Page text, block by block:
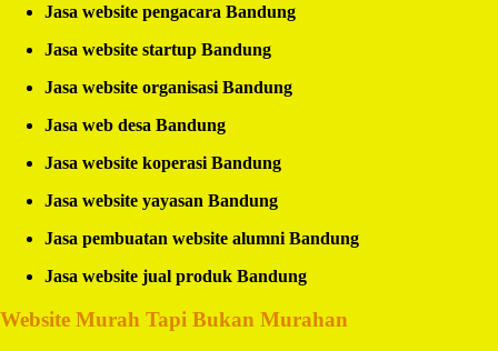
Jasa website pengacara Bandung
Jasa website startup Bandung
Jasa website organisasi Bandung
Jasa web desa Bandung
Jasa website koperasi Bandung
Jasa website yayasan Bandung
Jasa pembuatan website alumni Bandung
Jasa website jual produk Bandung
Website Murah Tapi Bukan Murahan